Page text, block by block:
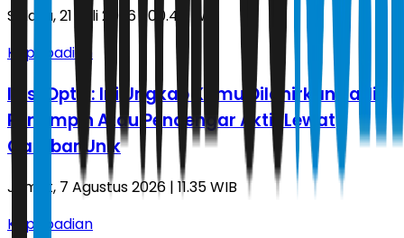
Selasa, 21 Juli 2026 | 00.44 WIB
Kepribadian
Ilusi Optik: Ini Ungkap Kamu Dilahirkan Jadi
Pemimpin Atau Pendengar Aktif Lewat
Gambar Unik
Jumat, 7 Agustus 2026 | 11.35 WIB
Kepribadian